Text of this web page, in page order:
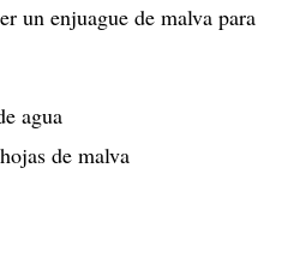
un enjuague de malva para
agua
de malva